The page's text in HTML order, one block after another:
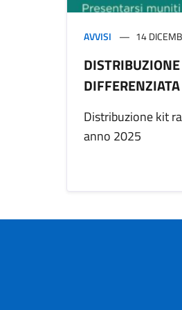
AVVISI 14
Distribuzione kit
anno 2025